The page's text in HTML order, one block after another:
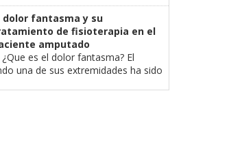
dolor fantasma y su
de fisioterapia en el
amputado
¿Que es el dolor fantasma? El
una de sus extremidades ha sido